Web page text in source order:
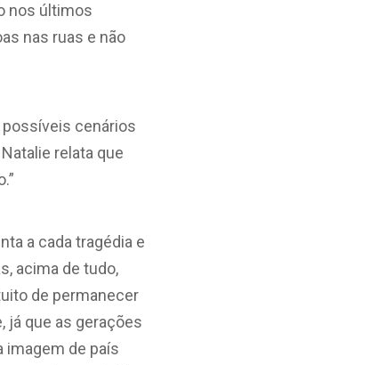
nos últimos
nas ruas e não
possíveis cenários
relata que
a cada tragédia e
acima de tudo,
de permanecer
já que as gerações
imagem de país